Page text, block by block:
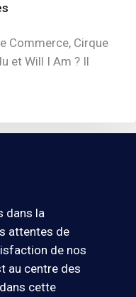
Commerce, Cirque
et Will I Am ? Il
dans la
attentes de
de nos
au centre des
cette